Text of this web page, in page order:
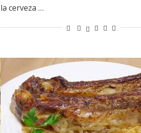
la cerveza …